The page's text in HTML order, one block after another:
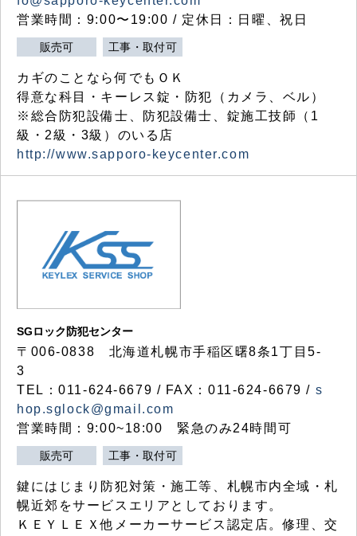
営業時間：9:00〜19:00 / 定休日：日曜、祝日
販売可 工事・取付可
カギのことなら何でもＯＫ
得意な科目・キーレス錠・防犯（カメラ、ベル）
※総合防犯設備士、防犯設備士、錠施工技師（1
級・2級・3級）のいる店
http://www.sapporo-keycenter.com
SGロック防犯センター
〒006-0838 北海道札幌市手稲区曙8条1丁目5-
3
TEL：011-624-6679 / FAX：011-624-6679 / s
hop.sglock@gmail.com
営業時間：9:00~18:00 緊急のみ24時間可
販売可 工事・取付可
鍵にはじまり防犯対策・施工等、札幌市内全域・札
幌近郊をサービスエリアとしております。
ＫＥＹＬＥＸ他メーカーサービス認定店。修理、交